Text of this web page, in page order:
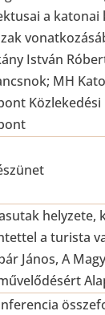
a katonai
István
MH
Közlekedési
helyzete,
a turista
János, A